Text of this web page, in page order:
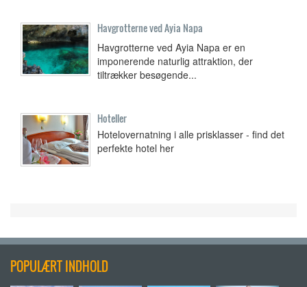
Havgrotterne ved Ayia Napa
Havgrotterne ved Ayia Napa er en
imponerende naturlig attraktion, der
tiltrækker besøgende...
Hoteller
Hotelovernatning i alle prisklasser - find det
perfekte hotel her
POPULÆRT INDHOLD